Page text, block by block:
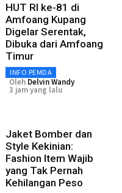
HUT RI ke-81 di
Amfoang Kupang
Digelar Serentak,
Dibuka dari Amfoang
Timur
INFO PEMDA
Oleh Delvin Wandy
3 jam yang lalu
Jaket Bomber dan
Style Kekinian:
Fashion Item Wajib
yang Tak Pernah
Kehilangan Peso